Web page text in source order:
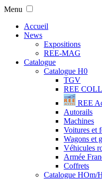
Menu
Accueil
News
Expositions
REE-MAG
Catalogue
Catalogue H0
TGV
REE
REE
Autorails
Machines
Voitures et
Wagons et
Véhicules
Armée
Coffrets
Catalogue HOm/